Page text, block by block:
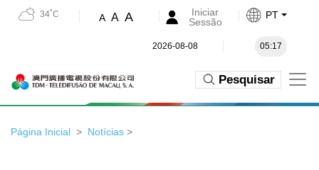
34˚C A A A
Iniciar
Sessão
PT
2026-08-08 05:17
Pesquisar
Página Inicial Notícias >